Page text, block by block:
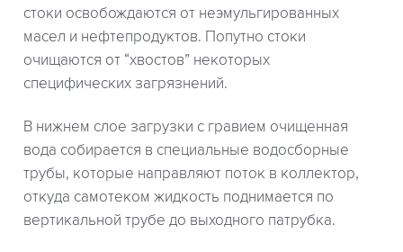
стоки освобождаются от неэмульгированных
масел и нефтепродуктов. Попутно стоки
очищаются от “хвостов” некоторых
специфических загрязнений.
В нижнем слое загрузки с гравием очищенная
вода собирается в специальные водосборные
трубы, которые направляют поток в коллектор,
откуда самотеком жидкость поднимается по
вертикальной трубе до выходного патрубка.